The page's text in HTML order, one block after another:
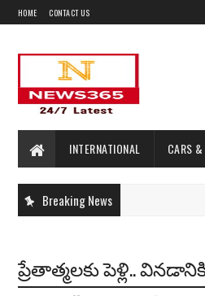
HOME CONTACT US
INTERNATIONAL CARS
Breaking News
ప్రేతాత్మలకు పెళ్లి..